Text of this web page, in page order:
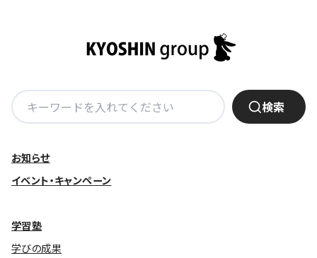
検
索:
検索
お知らせ
イベント・キャンペーン
学習塾
学びの成果